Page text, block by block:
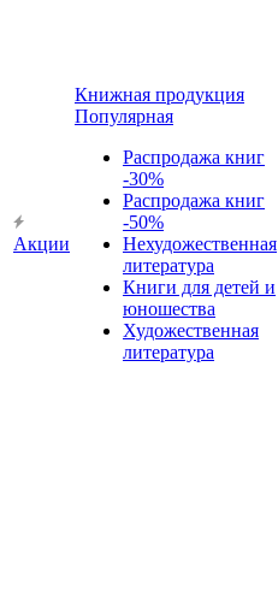
Акции
Книжная продукция
Популярная
Распродажа книг
-30%
Распродажа книг
-50%
Нехудожественная
литература
Книги для детей и
юношества
Художественная
литература